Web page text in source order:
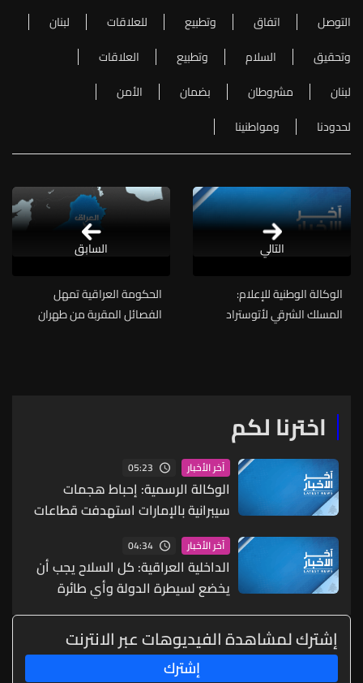
التوصل
اتفاق وتطبيع للعلاقات
لبنان
وتحقيق
السلام وتطبيع
العلاقات
لبنان
مشروطان بضمان
الأمن
لحدودنا
ومواطنينا
التالي
الوكالة الوطنية للإعلام:
المسلك الشرقي لأتوستراد
السيارة الى جانب المسلك
وسارعت الى المكان فرق
الدفاع المدني والصليب الأحمر
الحكومة العراقية تمهل
الفصائل المقربة من طهران
السابق
اخترنا لكم
آخر الأخبار 05:23
الوكالة الرسمية: إحباط هجمات
سيبرانية بالإمارات استهدفت قطاعات
الطيران والطاقة والتعليم
آخر الأخبار 04:34
الداخلية العراقية: كل السلاح يجب أن
يخضع لسيطرة الدولة وأي طائرة
مسيرة تنطلق دون موافقة تعامل
معاملة الإرهاب
إشترك لمشاهدة الفيديوهات عبر الانترنت
إشترك